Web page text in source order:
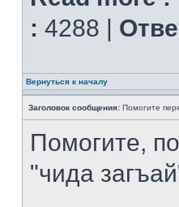
: 4288 |
Вернуться к началу
Заголовок сообщения: Помогите
Помогите,
"чида